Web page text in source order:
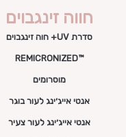
חווה זינגבוים
סדרת UV+ חוה זינגבוים
™REMICRONIZED
מוסרומים
אנטי אייג׳ינג לעור בוגר
אנטי אייג׳ינג לעור צעיר